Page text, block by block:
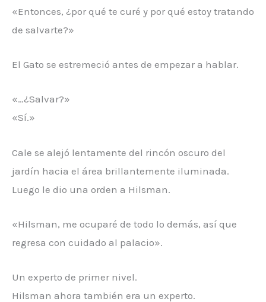
«Entonces, ¿por qué te curé y por qué estoy tratando
de salvarte?»
El Gato se estremeció antes de empezar a hablar.
«…¿Salvar?»
«Sí.»
Cale se alejó lentamente del rincón oscuro del
jardín hacia el área brillantemente iluminada.
Luego le dio una orden a Hilsman.
«Hilsman, me ocuparé de todo lo demás, así que
regresa con cuidado al palacio».
Un experto de primer nivel.
Hilsman ahora también era un experto.